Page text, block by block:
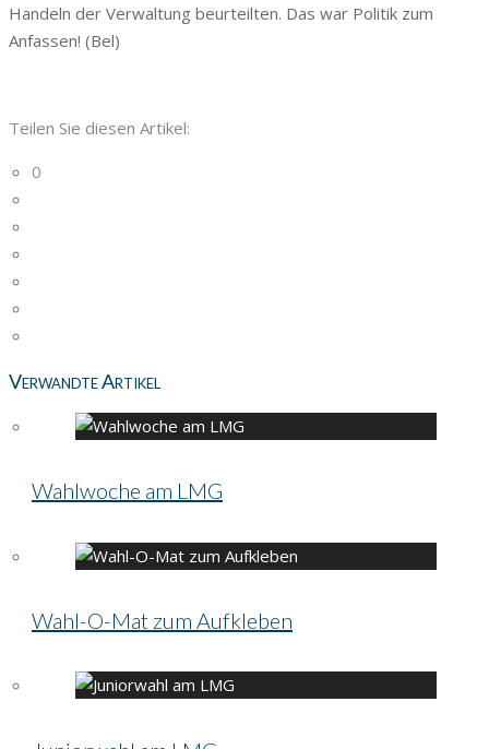
Handeln der Verwaltung beurteilten. Das war Politik zum
Anfassen! (Bel)
Teilen Sie diesen Artikel:
0
Verwandte Artikel
Wahlwoche am LMG
Wahl-O-Mat zum Aufkleben